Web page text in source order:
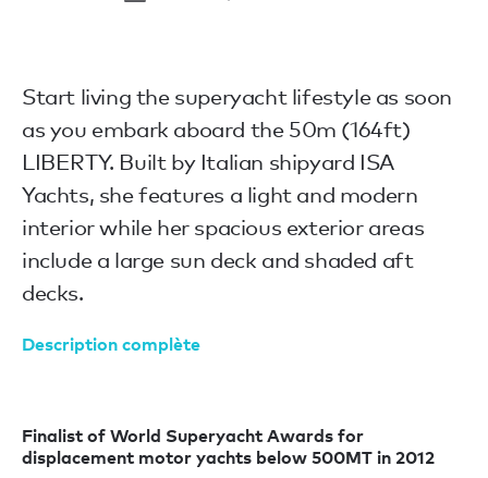
Start living the superyacht lifestyle as soon
as you embark aboard the 50m (164ft)
LIBERTY. Built by Italian shipyard ISA
Yachts, she features a light and modern
interior while her spacious exterior areas
include a large sun deck and shaded aft
decks.
Description complète
Finalist of World Superyacht Awards for
displacement motor yachts below 500MT in 2012